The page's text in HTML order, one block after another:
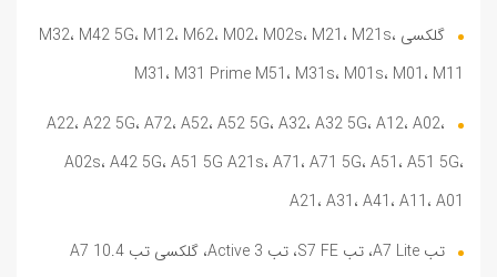
گلکسی M32، M42 5G، M12، M62، M02، M02s، M21، M21s،
M31، M31 Prime M51، M31s، M01s، M01، M11
A22، A22 5G، A72، A52، A52 5G، A32، A32 5G، A12، A02،
A02s، A42 5G، A51 5G A21s، A71، A71 5G، A51، A51 5G،
A21، A31، A41، A11، A01
تب A7 Lite، تب S7 FE، تب Active 3، گلکسی تب A7 10.4